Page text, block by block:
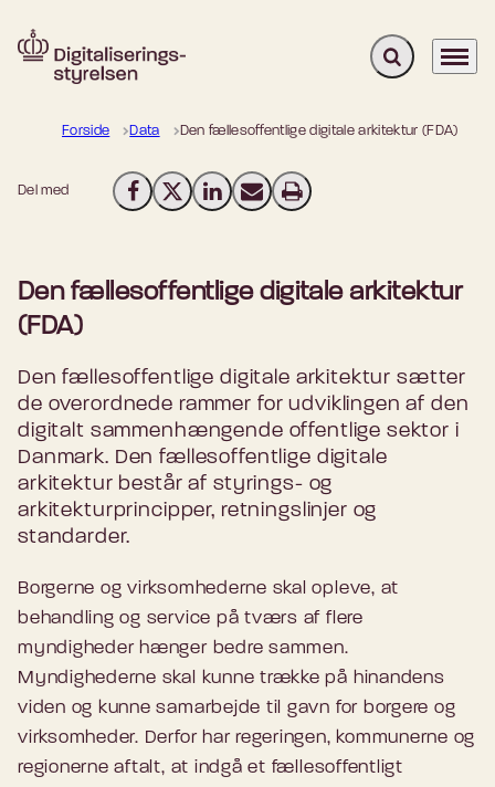
Gå til forsiden Fold søgefelt
Menu
Forside Data Den fællesoffentlige digitale arkitektur (FDA)
Del med Del på Facebook
Del på X (Twitter)
Del på LinkedIn
Send email
Print
Den fællesoffentlige digitale arkitektur
(FDA)
Den fællesoffentlige digitale arkitektur sætter
de overordnede rammer for udviklingen af den
digitalt sammenhængende offentlige sektor i
Danmark. Den fællesoffentlige digitale
arkitektur består af styrings- og
arkitekturprincipper, retningslinjer og
standarder.
Borgerne og virksomhederne skal opleve, at
behandling og service på tværs af flere
myndigheder hænger bedre sammen.
Myndighederne skal kunne trække på hinandens
viden og kunne samarbejde til gavn for borgere og
virksomheder. Derfor har regeringen, kommunerne og
regionerne aftalt, at indgå et fællesoffentligt